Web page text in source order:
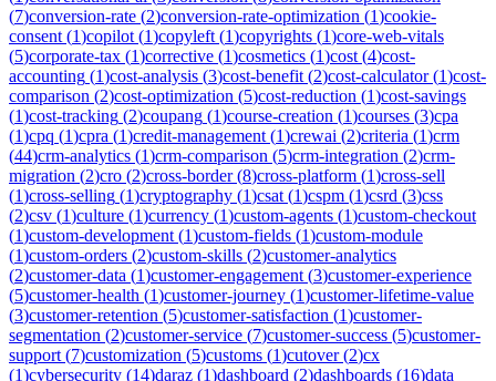
(7)conversion-rate (2)conversion-rate-optimization (1)cookie-
consent (1)copilot (1)copyleft (1)copyrights (1)core-web-vitals
(5)corporate-tax (1)corrective (1)cosmetics (1)cost (4)cost-
accounting (1)cost-analysis (3)cost-benefit (2)cost-calculator(1)cost-
comparison (2)cost-optimization (5)cost-reduction (1)cost-savings
(1)cost-tracking (2)coupang (1)course-creation (1)courses (3)cpa
(1)cpq (1)cpra (1)credit-management (1)crewai (2)criteria (1)crm
(44)crm-analytics (1)crm-comparison (5)crm-integration (2)crm-
migration (2)cro (2)cross-border(8)cross-platform (1)cross-sell
(1)cross-selling (1)cryptography (1)csat (1)cspm (1)csrd (3)css
(2)csv (1)culture (1)currency (1)custom-agents (1)custom-checkout
(1)custom-development (1)custom-fields (1)custom-module
(1)custom-orders (2)custom-skills (2)customer-analytics
(2)customer-data (1)customer-engagement (3)customer-experience
(5)customer-health (1)customer-journey (1)customer-lifetime-value
(3)customer-retention (5)customer-satisfaction (1)customer-
segmentation (2)customer-service (7)customer-success (5)customer-
support (7)customization (5)customs (1)cutover(2)cx
(1)cybersecurity (14)daraz (1)dashboard (2)dashboards (16)data